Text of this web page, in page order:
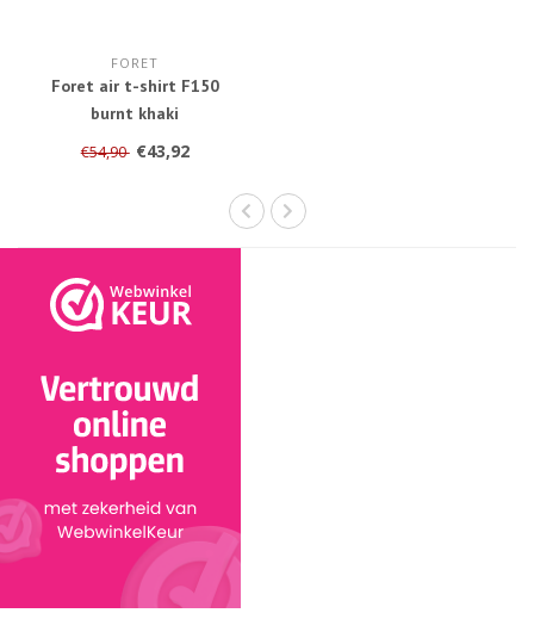
FORET
Foret air t-shirt F150
burnt khaki
€54,90 €43,92